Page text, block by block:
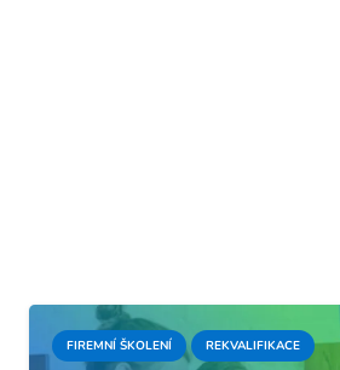
FIREMNÍ ŠKOLENÍ REKVALIFIKACE